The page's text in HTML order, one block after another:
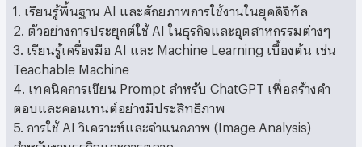
1. เรียนรู้พื้นฐาน AI และศักยภาพการใช้งานในยุคดิจิทัล
2. ตัวอย่างการประยุกต์ใช้ AI ในธุรกิจและอุตสาหกรรมต่างๆ
3. เรียนรู้เครื่องมือ AI และ Machine Learning เบื้องต้น เช่น
Teachable Machine
4. เทคนิคการเขียน Prompt สำหรับ ChatGPT เพื่อสร้างคำ
ตอบและคอนเทนต์อย่างมีประสิทธิภาพ
5. การใช้ AI วิเคราะห์และจำแนกภาพ (Image Analysis)
สำหรับงานธุรกิจและการตลาด